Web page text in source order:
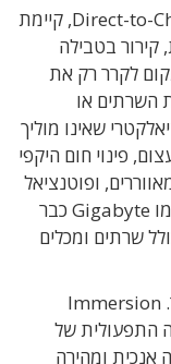
קיימת
בטבילה
לקרר רק את
השרתים או
שאינו מוליך
, פינוי חום היקפי
, ופוטנציאל
Gigabyte כבר
שרתים ומכלים
. Immersion
התפעולית של
אנכית ומהירה